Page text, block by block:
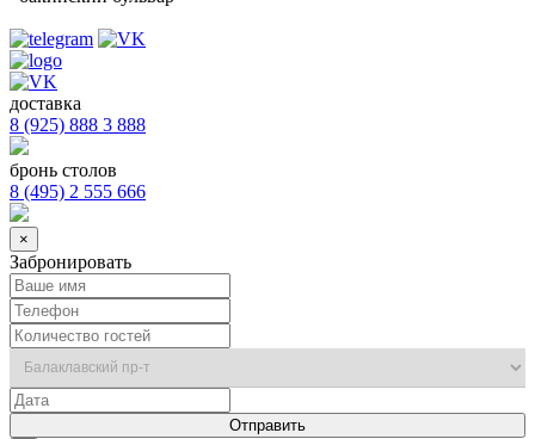
доставка
8 (925) 888 3 888
бронь столов
8 (495) 2 555 666
×
Забронировать